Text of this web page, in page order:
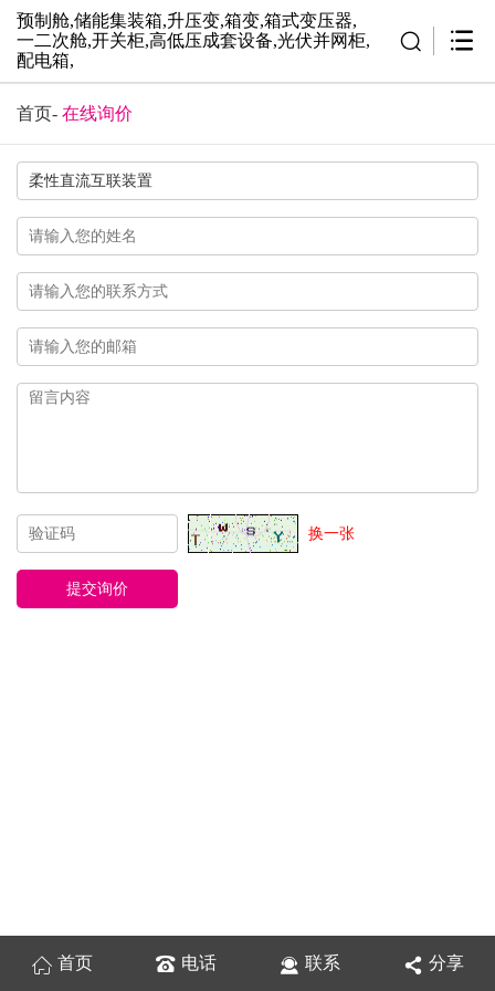
预制舱,储能集装箱,升压变,箱变,箱式变压器,
一二次舱,开关柜,高低压成套设备,光伏并网柜,
配电箱,
首页- 在线询价
换一张
首页 电话 联系 分享